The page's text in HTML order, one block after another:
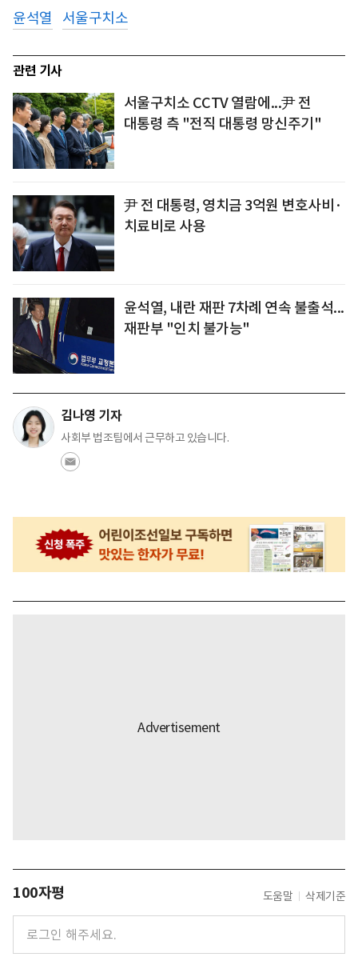
윤석열 서울구치소
관련 기사
서울구치소 CCTV 열람에...尹 전
대통령 측 "전직 대통령 망신주기"
尹 전 대통령, 영치금 3억원 변호사비·
치료비로 사용
윤석열, 내란 재판 7차례 연속 불출석...
재판부 "인치 불가능"
김나영 기자
사회부 법조팀에서 근무하고 있습니다.
100자평 도움말 삭제기준